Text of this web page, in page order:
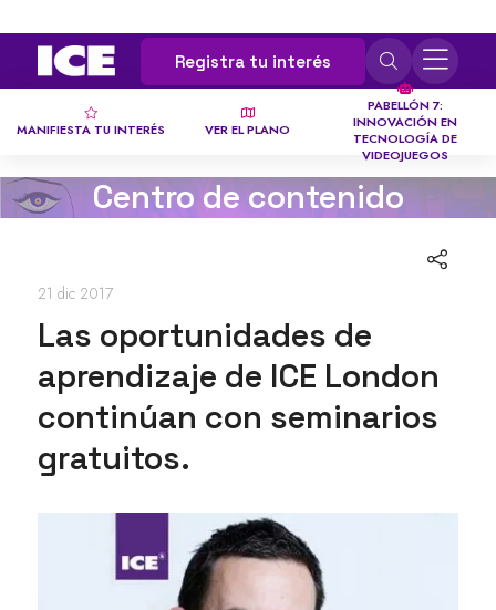
Registra tu interés
MANIFIESTA TU INTERÉS VER EL PLANO
PABELLÓN 7:
INNOVACIÓN EN
TECNOLOGÍA DE
VIDEOJUEGOS
Centro de contenido
21 dic 2017
Las oportunidades de
aprendizaje de ICE London
continúan con seminarios
gratuitos.